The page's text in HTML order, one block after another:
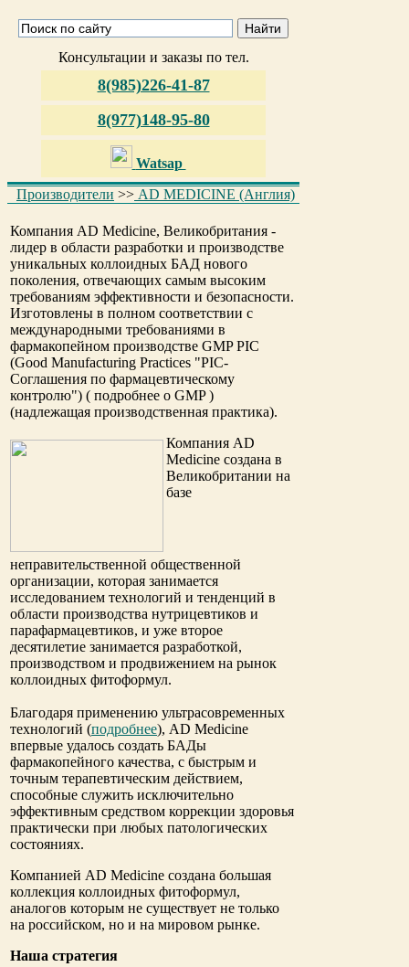
Консультации и заказы по тел.
8(985)226-41-87
8(977)148-95-80
Watsap
Производители >> AD MEDICINE (Англия)
Компания AD Medicine, Великобритания -
лидер в области разработки и производстве
уникальных коллоидных БАД нового
поколения, отвечающих самым высоким
требованиям эффективности и безопасности.
Изготовлены в полном соответствии с
международными требованиями в
фармакопейном производстве GMP PIC
(Good Manufacturing Practices "PIC-
Соглашения по фармацевтическому
контролю") ( подробнее о GMP )
(надлежащая производственная практика).
Компания AD
Medicine создана в
Великобритании на
базе
неправительственной общественной
организации, которая занимается
исследованием технологий и тенденций в
области производства нутрицевтиков и
парафармацевтиков, и уже второе
десятилетие занимается разработкой,
производством и продвижением на рынок
коллоидных фитоформул.
Благодаря применению ультрасовременных
технологий (подробнее), AD Medicine
впервые удалось создать БАДы
фармакопейного качества, с быстрым и
точным терапевтическим действием,
способные служить исключительно
эффективным средством коррекции здоровья
практически при любых патологических
состояниях.
Компанией AD Medicine создана большая
коллекция коллоидных фитоформул,
аналогов которым не существует не только
на российском, но и на мировом рынке.
Наша стратегия